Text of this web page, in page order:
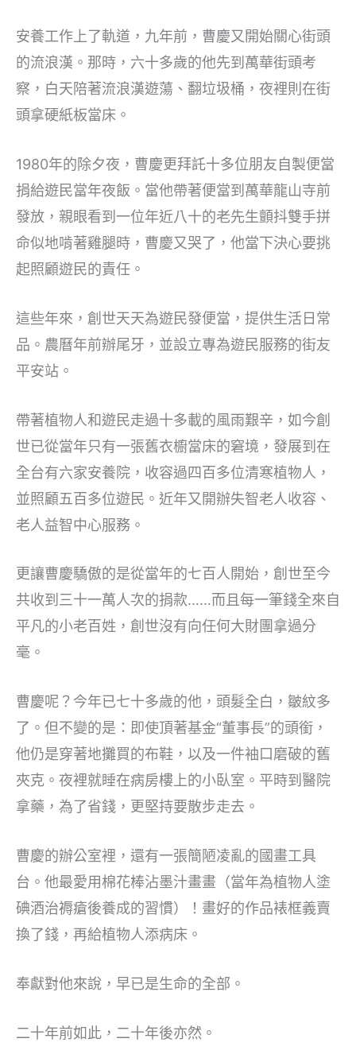
安養工作上了軌道，九年前，曹慶又開始關心街頭
的流浪漢。那時，六十多歲的他先到萬華街頭考
察，白天陪著流浪漢遊蕩、翻垃圾桶，夜裡則在街
頭拿硬紙板當床。
1980年的除夕夜，曹慶更拜託十多位朋友自製便當
捐給遊民當年夜飯。當他帶著便當到萬華龍山寺前
發放，親眼看到一位年近八十的老先生顫抖雙手拼
命似地啃著雞腿時，曹慶又哭了，他當下決心要挑
起照顧遊民的責任。
這些年來，創世天天為遊民發便當，提供生活日常
品。農曆年前辦尾牙，並設立專為遊民服務的街友
平安站。
帶著植物人和遊民走過十多載的風雨艱辛，如今創
世已從當年只有一張舊衣櫥當床的窘境，發展到在
全台有六家安養院，收容過四百多位清寒植物人，
並照顧五百多位遊民。近年又開辦失智老人收容、
老人益智中心服務。
更讓曹慶驕傲的是從當年的七百人開始，創世至今
共收到三十一萬人次的捐款……而且每一筆錢全來自
平凡的小老百姓，創世沒有向任何大財團拿過分
毫。
曹慶呢？今年已七十多歲的他，頭髮全白，皺紋多
了。但不變的是：即使頂著基金“董事長”的頭銜，
他仍是穿著地攤買的布鞋，以及一件袖口磨破的舊
夾克。夜裡就睡在病房樓上的小臥室。平時到醫院
拿藥，為了省錢，更堅持要散步走去。
曹慶的辦公室裡，還有一張簡陋凌亂的國畫工具
台。他最愛用棉花棒沾墨汁畫畫（當年為植物人塗
碘酒治褥瘡後養成的習慣）！畫好的作品裱框義賣
換了錢，再給植物人添病床。
奉獻對他來說，早已是生命的全部。
二十年前如此，二十年後亦然。